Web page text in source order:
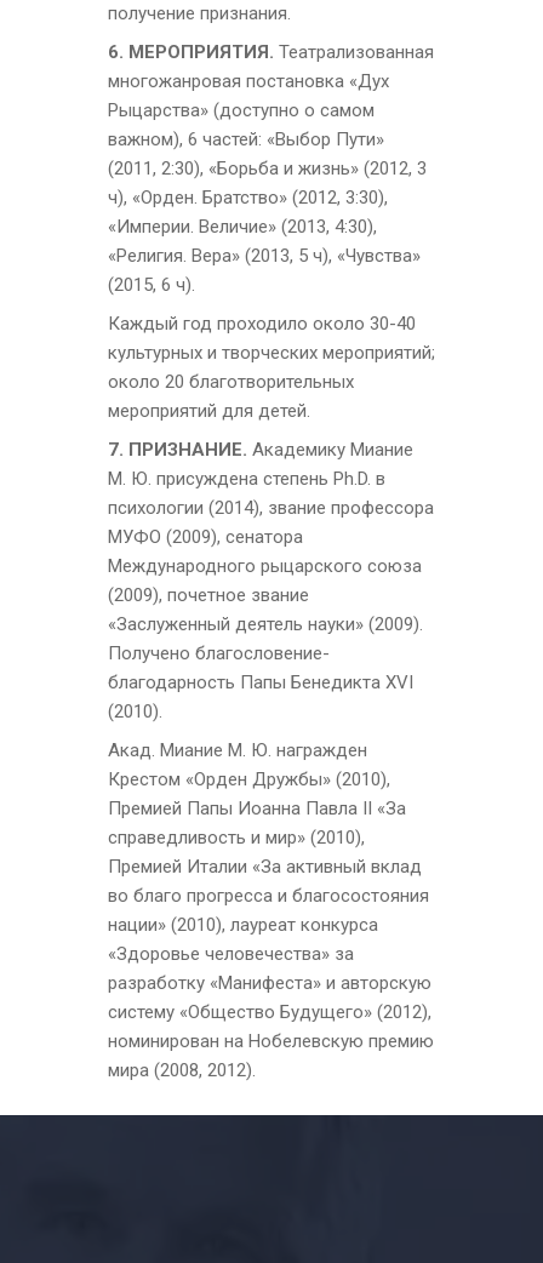
получение признания.
6. МЕРОПРИЯТИЯ. Театрализованная
многожанровая постановка «Дух
Рыцарства» (доступно о самом
важном), 6 частей: «Выбор Пути»
(2011, 2:30), «Борьба и жизнь» (2012, 3
ч), «Орден. Братство» (2012, 3:30),
«Империи. Величие» (2013, 4:30),
«Религия. Вера» (2013, 5 ч), «Чувства»
(2015, 6 ч).
Каждый год проходило около 30-40
культурных и творческих мероприятий;
около 20 благотворительных
мероприятий для детей.
7. ПРИЗНАНИЕ. Академику Миание
М. Ю. присуждена степень Ph.D. в
психологии (2014), звание профессора
МУФО (2009), сенатора
Международного рыцарского союза
(2009), почетное звание
«Заслуженный деятель науки» (2009).
Получено благословение-
благодарность Папы Бенедикта XVI
(2010).
Акад. Миание М. Ю. награжден
Крестом «Орден Дружбы» (2010),
Премией Папы Иоанна Павла II «За
справедливость и мир» (2010),
Премией Италии «За активный вклад
во благо прогресса и благосостояния
нации» (2010), лауреат конкурса
«Здоровье человечества» за
разработку «Манифеста» и авторскую
систему «Общество Будущего» (2012),
номинирован на Нобелевскую премию
мира (2008, 2012).